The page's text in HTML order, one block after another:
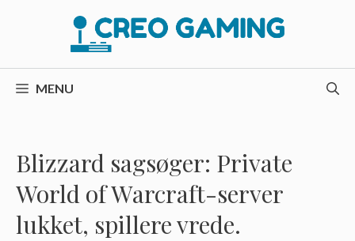
MENU
Blizzard sagsøger: Private
World of Warcraft-server
lukket, spillere vrede.